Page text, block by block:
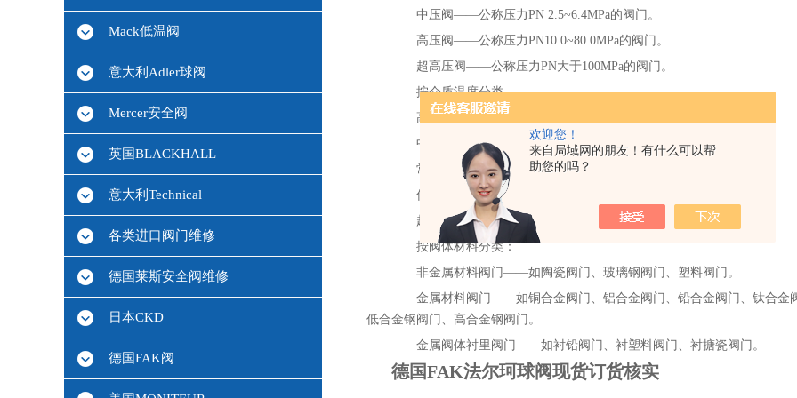
欢迎您！
来自局域网的朋友！有什么可以帮
助您的吗？
Mack低温阀
意大利Adler球阀
Mercer安全阀
英国BLACKHALL
意大利Technical
各类进口阀门维修
德国莱斯安全阀维修
日本CKD
德国FAK阀
中压阀——公称压力PN 2.5~6.4MPa的阀门。
高压阀——公称压力PN10.0~80.0MPa的阀门。
超高压阀——公称压力PN大于100MPa的阀门。
按介质温度分类
高温阀——t 大于450'C的阀门。
中温阀——120 'C小于 t 小于450 'C的阀门。
常温阀——-40 'C小于 t 小于120 'C的阀门。
低温阀——-100 'C小于 t 小于-40 'C的阀门。
超低温阀——t 小于-100 'C的阀门。
按阀体材料分类：
非金属材料阀门——如陶瓷阀门、玻璃钢阀门、塑料阀门。
金属材料阀门——如铜合金阀门、铝合金阀门、铅合金阀门、钛合金
低合金钢阀门、高合金钢阀门。
金属阀体衬里阀门——如衬铅阀门、衬塑料阀门、衬搪瓷阀门。
德国FAK法尔珂球阀现货订货核实